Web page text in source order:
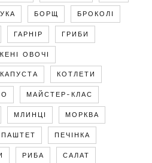
БОРЩ БРОКОЛІ
ГАРНІР ГРИБИ
ОВОЧІ
КАПУСТА КОТЛЕТИ
МАЙСТЕР-КЛАС
МЛИНЦІ МОРКВА
ПАШТЕТ ПЕЧІНКА
РИБА САЛАТ